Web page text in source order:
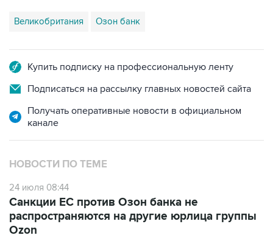
Великобритания Озон банк
Купить подписку на профессиональную ленту
Подписаться на рассылку главных новостей сайта
Получать оперативные новости в официальном
канале
НОВОСТИ ПО ТЕМЕ
24 июля 08:44
Санкции ЕС против Озон банка не
распространяются на другие юрлица группы
Ozon